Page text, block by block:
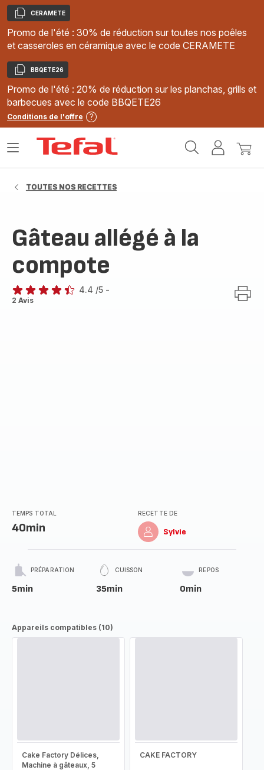
Copier
CERAMETE
Promo de l'été : 30% de réduction sur toutes nos poêles
et casseroles en céramique avec le code CERAMETE
Copier
BBQETE26
Promo de l'été : 20% de réduction sur les planchas, grills et
barbecues avec le code BBQETE26
Conditions de l'offre
MonMon
Ouvrir
TOUTES NOS RECETTES
Gâteau allégé à la
compote
ratings.4.4
4.4 /5 -
2 Avis
TEMPS TOTAL
40min
RECETTE DE
Sylvie
PRÉPARATION
5min
CUISSON
35min
REPOS
0min
Appareils compatibles (10)
Cake Factory Délices,
Machine à gâteaux, 5
CAKE FACTORY